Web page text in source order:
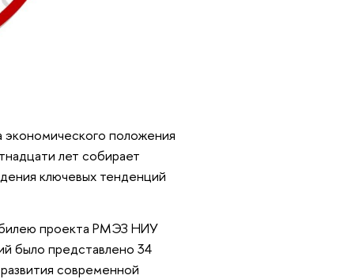
экономического положения
лет собирает
ключевых тенденций
проекта РМЭЗ НИУ
было представлено 34
современной